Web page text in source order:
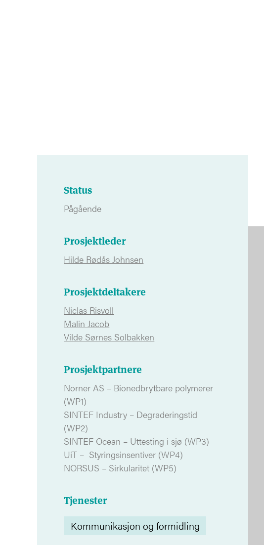
Status
Pågående
Prosjektleder
Hilde Rødås Johnsen
Prosjektdeltakere
Niclas Risvoll
Malin Jacob
Vilde Sørnes Solbakken
Prosjektpartnere
Norner AS – Bionedbrytbare polymerer
(WP1)
SINTEF Industry – Degraderingstid
(WP2)
SINTEF Ocean – Uttesting i sjø (WP3)
UiT – Styringsinsentiver (WP4)
NORSUS – Sirkularitet (WP5)
Tjenester
Kommunikasjon og formidling